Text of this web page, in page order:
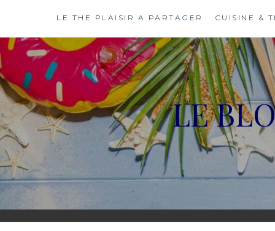
content
LE THE PLAISIR A PARTAGER CUISINE &
LE